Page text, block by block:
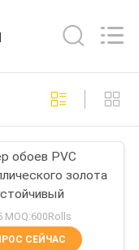
32
обоев PVC
золота
MOQ:600Rolls
СЕЙЧАС